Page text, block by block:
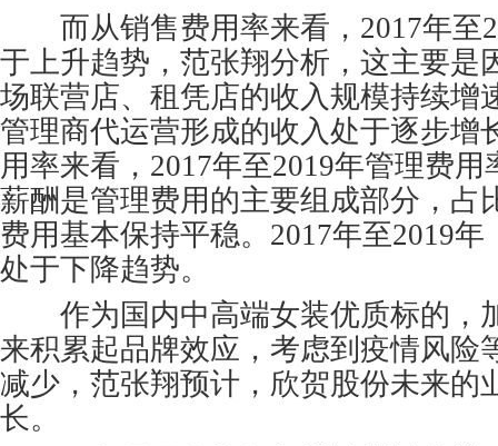
而从销售费用率来看，2017年至
于上升趋势，范张翔分析，这主要是
场联营店、租凭店的收入规模持续增
管理商代运营形成的收入处于逐步增
用率来看，2017年至2019年管理费
薪酬是管理费用的主要组成部分，占
费用基本保持平稳。2017年至2019
处于下降趋势。
作为国内中高端女装优质标的，
来积累起品牌效应，考虑到疫情风险
减少，范张翔预计，欣贺股份未来的
长。